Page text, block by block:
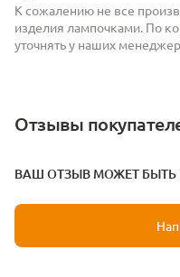
К сожалению не все
изделия лампочками. По
уточнять у наших
Отзывы
ВАШ ОТЗЫВ МОЖЕТ БЫТЬ